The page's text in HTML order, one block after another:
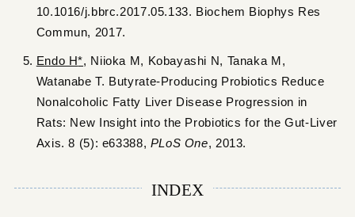
10.1016/j.bbrc.2017.05.133. Biochem Biophys Res
Commun, 2017.
Endo H*, Niioka M, Kobayashi N, Tanaka M,
Watanabe T. Butyrate-Producing Probiotics Reduce
Nonalcoholic Fatty Liver Disease Progression in
Rats: New Insight into the Probiotics for the Gut-Liver
Axis. 8 (5): e63388, PLoS One, 2013.
INDEX